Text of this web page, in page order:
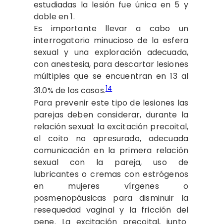
estudiadas la lesión fue única en 5 y
doble en 1.
Es importante llevar a cabo un
interrogatorio minucioso de la esfera
sexual y una exploración adecuada,
con anestesia, para descartar lesiones
múltiples que se encuentran en 13 al
31.0% de los casos.14
Para prevenir este tipo de lesiones las
parejas deben considerar, durante la
relación sexual: la excitación precoital,
el coito no apresurado, adecuada
comunicación en la primera relación
sexual con la pareja, uso de
lubricantes o cremas con estrógenos
en mujeres vírgenes o
posmenopáusicas para disminuir la
resequedad vaginal y la fricción del
pene. La excitación precoital, junto